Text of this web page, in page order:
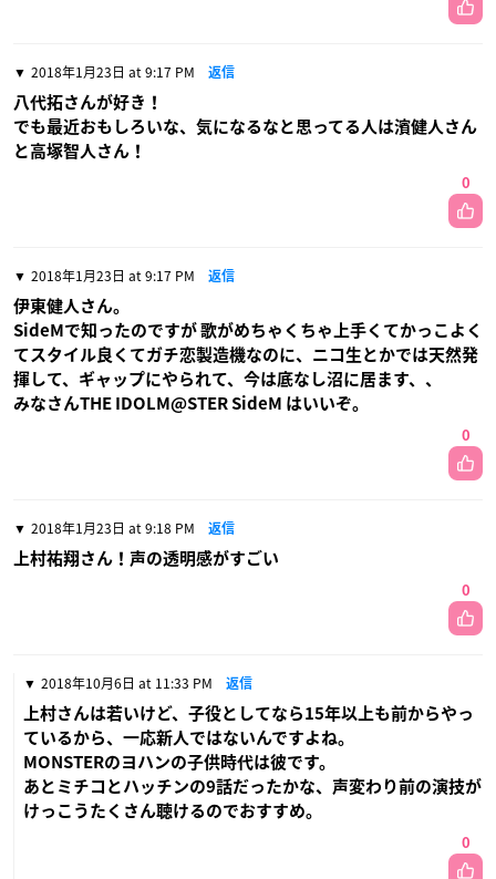
2018年1月23日 at 9:17 PM 返信
八代拓さんが好き！
でも最近おもしろいな、気になるなと思ってる人は濱健人さん
と高塚智人さん！
0
2018年1月23日 at 9:17 PM 返信
伊東健人さん。
SideMで知ったのですが 歌がめちゃくちゃ上手くてかっこよく
てスタイル良くてガチ恋製造機なのに、ニコ生とかでは天然発
揮して、ギャップにやられて、今は底なし沼に居ます、、
みなさんTHE IDOLM@STER SideM はいいぞ。
0
2018年1月23日 at 9:18 PM 返信
上村祐翔さん！声の透明感がすごい
0
2018年10月6日 at 11:33 PM 返信
上村さんは若いけど、子役としてなら15年以上も前からやっ
ているから、一応新人ではないんですよね。
MONSTERのヨハンの子供時代は彼です。
あとミチコとハッチンの9話だったかな、声変わり前の演技が
けっこうたくさん聴けるのでおすすめ。
0